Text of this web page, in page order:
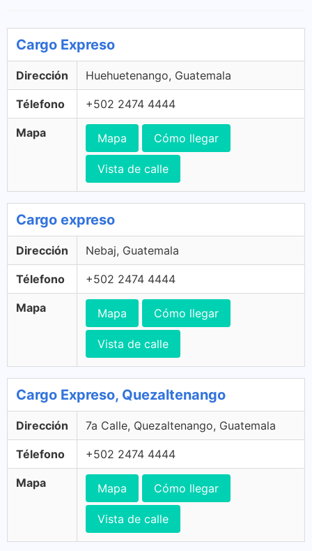
Cargo Expreso
Dirección Huehuetenango, Guatemala
Télefono +502 2474 4444
Mapa Mapa Cómo llegar
Vista de calle
Cargo expreso
Dirección Nebaj, Guatemala
Télefono +502 2474 4444
Mapa Mapa Cómo llegar
Vista de calle
Cargo Expreso, Quezaltenango
Dirección 7a Calle, Quezaltenango, Guatemala
Télefono +502 2474 4444
Mapa Mapa Cómo llegar
Vista de calle